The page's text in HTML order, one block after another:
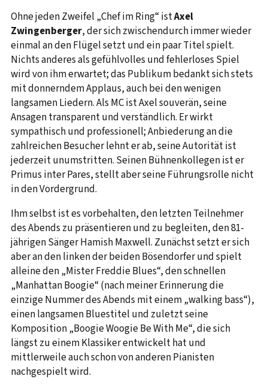
Ohne jeden Zweifel „Chef im Ring“ istAxel
Zwingenberger, der sich zwischendurch immer wieder
einmal an den Flügel setzt und ein paar Titel spielt.
Nichts anderes als gefühlvolles und fehlerloses Spiel
wird von ihm erwartet; das Publikum bedankt sich stets
mit donnerndem Applaus, auch bei den wenigen
langsamen Liedern. Als MC ist Axel souverän, seine
Ansagen transparent und verständlich. Er wirkt
sympathisch und professionell; Anbiederung an die
zahlreichen Besucher lehnt er ab, seine Autorität ist
jederzeit unumstritten. Seinen Bühnenkollegen ist er
Primus inter Pares, stellt aber seine Führungsrolle nicht
in den Vordergrund.
Ihm selbst ist es vorbehalten, den letzten Teilnehmer
des Abends zu präsentieren und zu begleiten, den 81-
jährigen Sänger Hamish Maxwell. Zunächst setzt er sich
aber an den linken der beiden Bösendorfer und spielt
alleine den „Mister Freddie Blues“, den schnellen
„Manhattan Boogie“ (nach meiner Erinnerung die
einzige Nummer des Abends mit einem „walking bass“),
einen langsamen Bluestitel und zuletzt seine
Komposition „Boogie Woogie Be With Me“, die sich
längst zu einem Klassiker entwickelt hat und
mittlerweile auch schon von anderen Pianisten
nachgespielt wird.